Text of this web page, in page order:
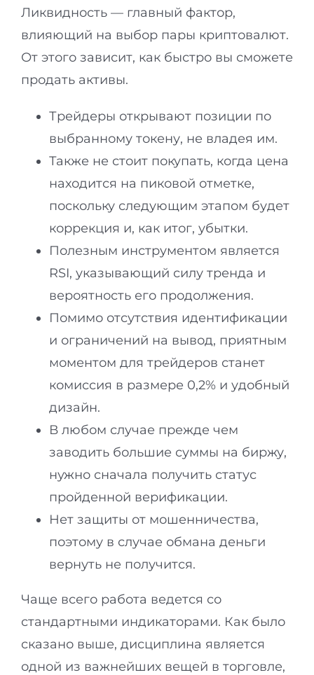
Ликвидность — главный фактор,
влияющий на выбор пары криптовалют.
От этого зависит, как быстро вы сможете
продать активы.
Трейдеры открывают позиции по
выбранному токену, не владея им.
Также не стоит покупать, когда цена
находится на пиковой отметке,
поскольку следующим этапом будет
коррекция и, как итог, убытки.
Полезным инструментом является
RSI, указывающий силу тренда и
вероятность его продолжения.
Помимо отсутствия идентификации
и ограничений на вывод, приятным
моментом для трейдеров станет
комиссия в размере 0,2% и удобный
дизайн.
В любом случае прежде чем
заводить большие суммы на биржу,
нужно сначала получить статус
пройденной верификации.
Нет защиты от мошенничества,
поэтому в случае обмана деньги
вернуть не получится.
Чаще всего работа ведется со
стандартными индикаторами. Как было
сказано выше, дисциплина является
одной из важнейших вещей в торговле,